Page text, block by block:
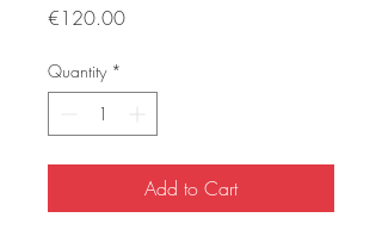
€120.00Price
Quantity *
Add to Cart